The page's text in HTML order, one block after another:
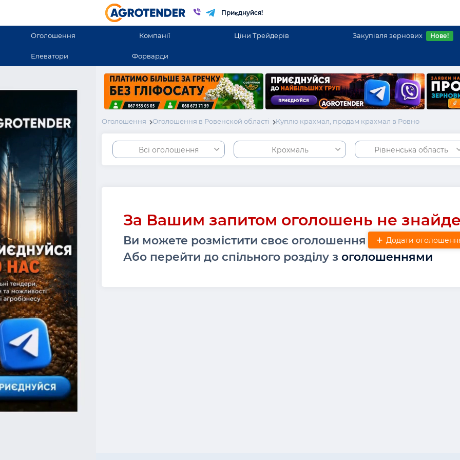
Приєднуйся!
Оголошення Компанії Ціни Трейдерів Закупівля зернових Нове!
Елеватори Форварди
Оголошення Оголошення в Ровенской області Куплю крахмал, продам крахмал в Ровно
Всі оголошення Крохмаль Рівненська область
За Вашим запитом оголошень не
Ви можете розмістити своє оголошення Додати
Або перейти до спільного розділу з оголошеннями